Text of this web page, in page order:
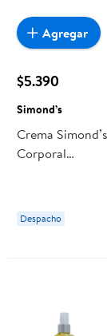
$5.390
Simond’s
Crema Simond’s
Corporal
Despacho
Agregar